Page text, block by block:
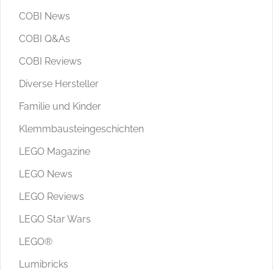
COBI News
COBI Q&As
COBI Reviews
Diverse Hersteller
Familie und Kinder
Klemmbausteingeschichten
LEGO Magazine
LEGO News
LEGO Reviews
LEGO Star Wars
LEGO®
Lumibricks